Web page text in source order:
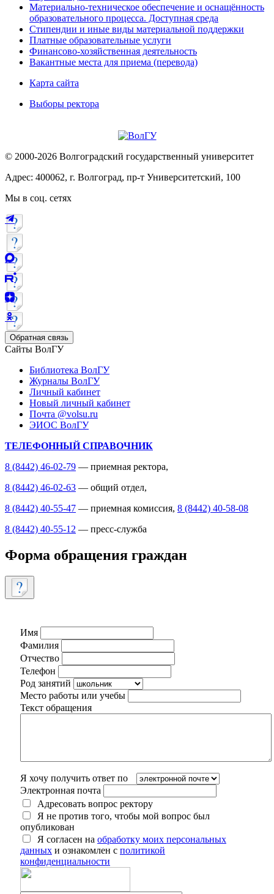
Материально-техническое обеспечение и оснащённость
образовательного процесса. Доступная среда
Стипендии и иные виды материальной поддержки
Платные образовательные услуги
Финансово-хозяйственная деятельность
Вакантные места для приема (перевода)
Карта сайта
Выборы ректора
© 2000-2026 Волгоградский государственный университет
Адрес: 400062, г. Волгоград, пр-т Университетский, 100
Мы в соц. сетях
Обратная связь
Сайты ВолГУ
Библиотека ВолГУ
Журналы ВолГУ
Личный кабинет
Новый личный кабинет
Почта @volsu.ru
ЭИОС ВолГУ
ТЕЛЕФОННЫЙ СПРАВОЧНИК
8 (8442) 46-02-79 — приемная ректора,
8 (8442) 46-02-63 — общий отдел,
8 (8442) 40-55-47 — приемная комиссия, 8 (8442) 40-58-08
8 (8442) 40-55-12 — пресс-служба
Форма обращения граждан
Имя
Фамилия
Отчество
Телефон
Род занятий
Место работы или учебы
Текст обращения
Я хочу получить ответ по
Электронная почта
Адресовать вопрос ректору
Я не против того, чтобы мой вопрос был
опубликован
Я согласен на обработку моих персональных
данных и ознакомлен с политикой
конфиденциальности